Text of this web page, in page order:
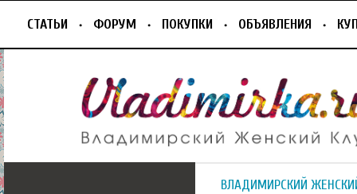
СТАТЬИ ФОРУМ ПОКУПКИ ОБЪЯВЛЕНИЯ
ВЛАДИМИРСКИЙ